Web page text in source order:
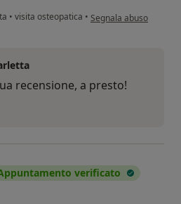
• visita osteopatica • secondo l'opinione
Segnala abuso
recensione, a presto!
verificato